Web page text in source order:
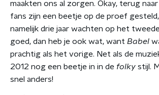
maakten ons al zorgen. Okay, terug
fans zijn een beetje op de proef
namelijk drie jaar wachten op het
goed, dan heb je ook wat, want Babel
prachtig als het vorige. Net als de
2012 nog een beetje in in de folky stijl.
snel anders!